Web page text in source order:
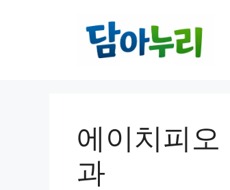
에이치피
과